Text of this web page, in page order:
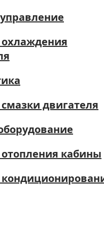
двигателя
кабины